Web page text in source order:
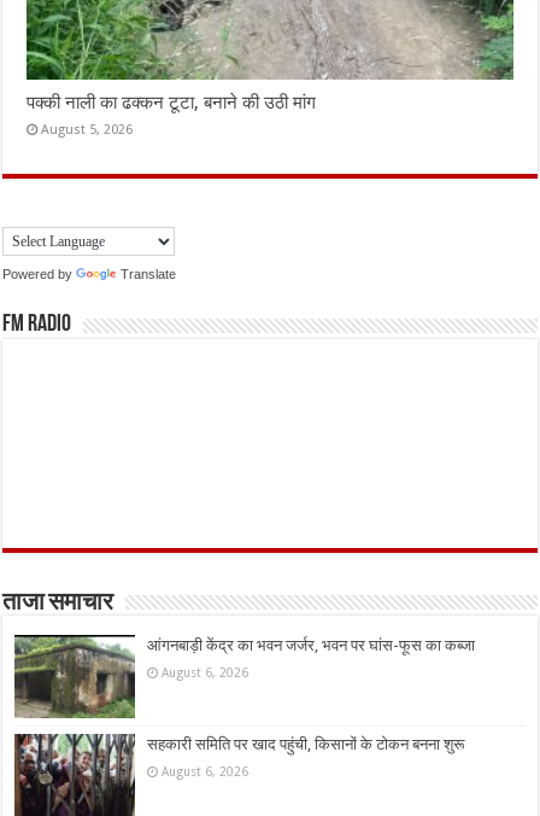
पक्की नाली का ढक्कन टूटा, बनाने की उठी मांग
August 5, 2026
Powered by Translate
FM Radio
ताजा समाचार
आंगनबाड़ी केंद्र का भवन जर्जर, भवन पर घांस-फूस का कब्जा
August 6, 2026
सहकारी समिति पर खाद पहुंची, किसानों के टोकन बनना शुरू
August 6, 2026